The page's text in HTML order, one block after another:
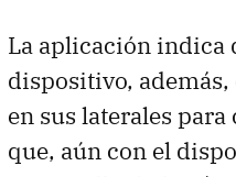
La aplicación indica
dispositivo,
en sus laterales
que, aún con el